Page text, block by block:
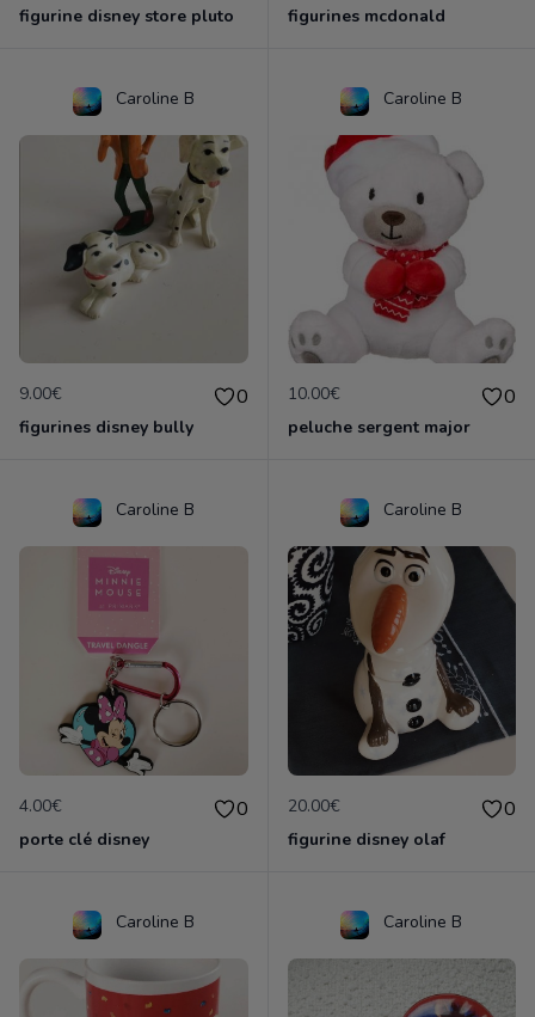
figurine disney store pluto figurines mcdonald
Caroline B
9.00€ 0
figurines disney bully
Caroline B
10.00€ 0
peluche sergent major
Caroline B
4.00€ 0
porte clé disney
Caroline B
20.00€ 0
figurine disney olaf
Caroline B Caroline B